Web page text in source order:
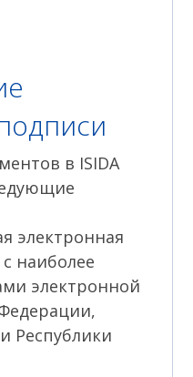
в ISIDA
электронная
наиболее
электронной
Республики